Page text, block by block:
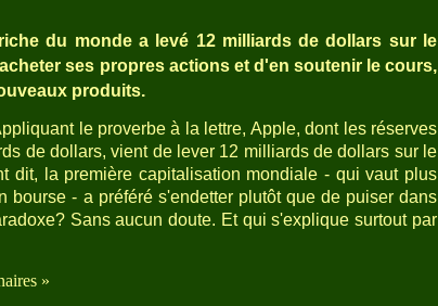
du monde a levé 12 milliards de dollars sur le
ses propres actions et d'en soutenir le cours,
produits.
le proverbe à la lettre, Apple, dont les réserves
de dollars, vient de lever 12 milliards de dollars sur le
dit, la première capitalisation mondiale - qui vaut plus
bourse - a préféré s'endetter plutôt que de puiser dans
Sans aucun doute. Et qui s'explique surtout par
»